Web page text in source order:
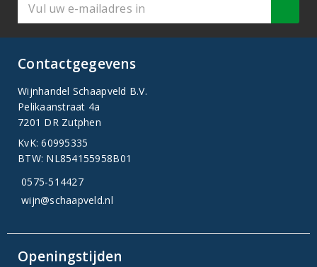
Contactgegevens
Wijnhandel Schaapveld B.V.
Pelikaanstraat 4a
7201 DR Zutphen
KvK: 60995335
BTW: NL854155958B01
0575-514427
wijn@schaapveld.nl
Openingstijden